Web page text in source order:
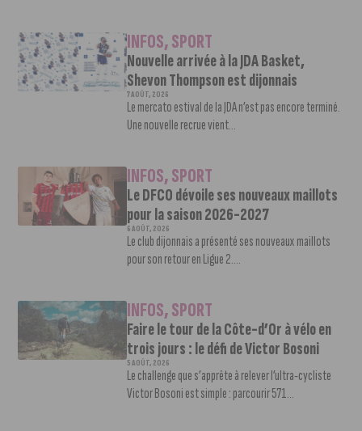
INFOS,SPORT
Nouvelle arrivée à la JDA Basket,
Shevon Thompson est dijonnais
7 AOÛT, 2026
Le mercato estival de la JDA n’est pas encore terminé.
Une nouvelle recrue vient...
INFOS,SPORT
Le DFCO dévoile ses nouveaux maillots
pour la saison 2026-2027
6 AOÛT, 2026
Le club dijonnais a présenté ses nouveaux maillots
pour son retour en Ligue 2....
INFOS,SPORT
Faire le tour de la Côte-d’Or à vélo en
trois jours : le défi de Victor Bosoni
5 AOÛT, 2026
Le challenge que s’apprête à relever l’ultra-cycliste
Victor Bosoni est simple : parcourir 571...